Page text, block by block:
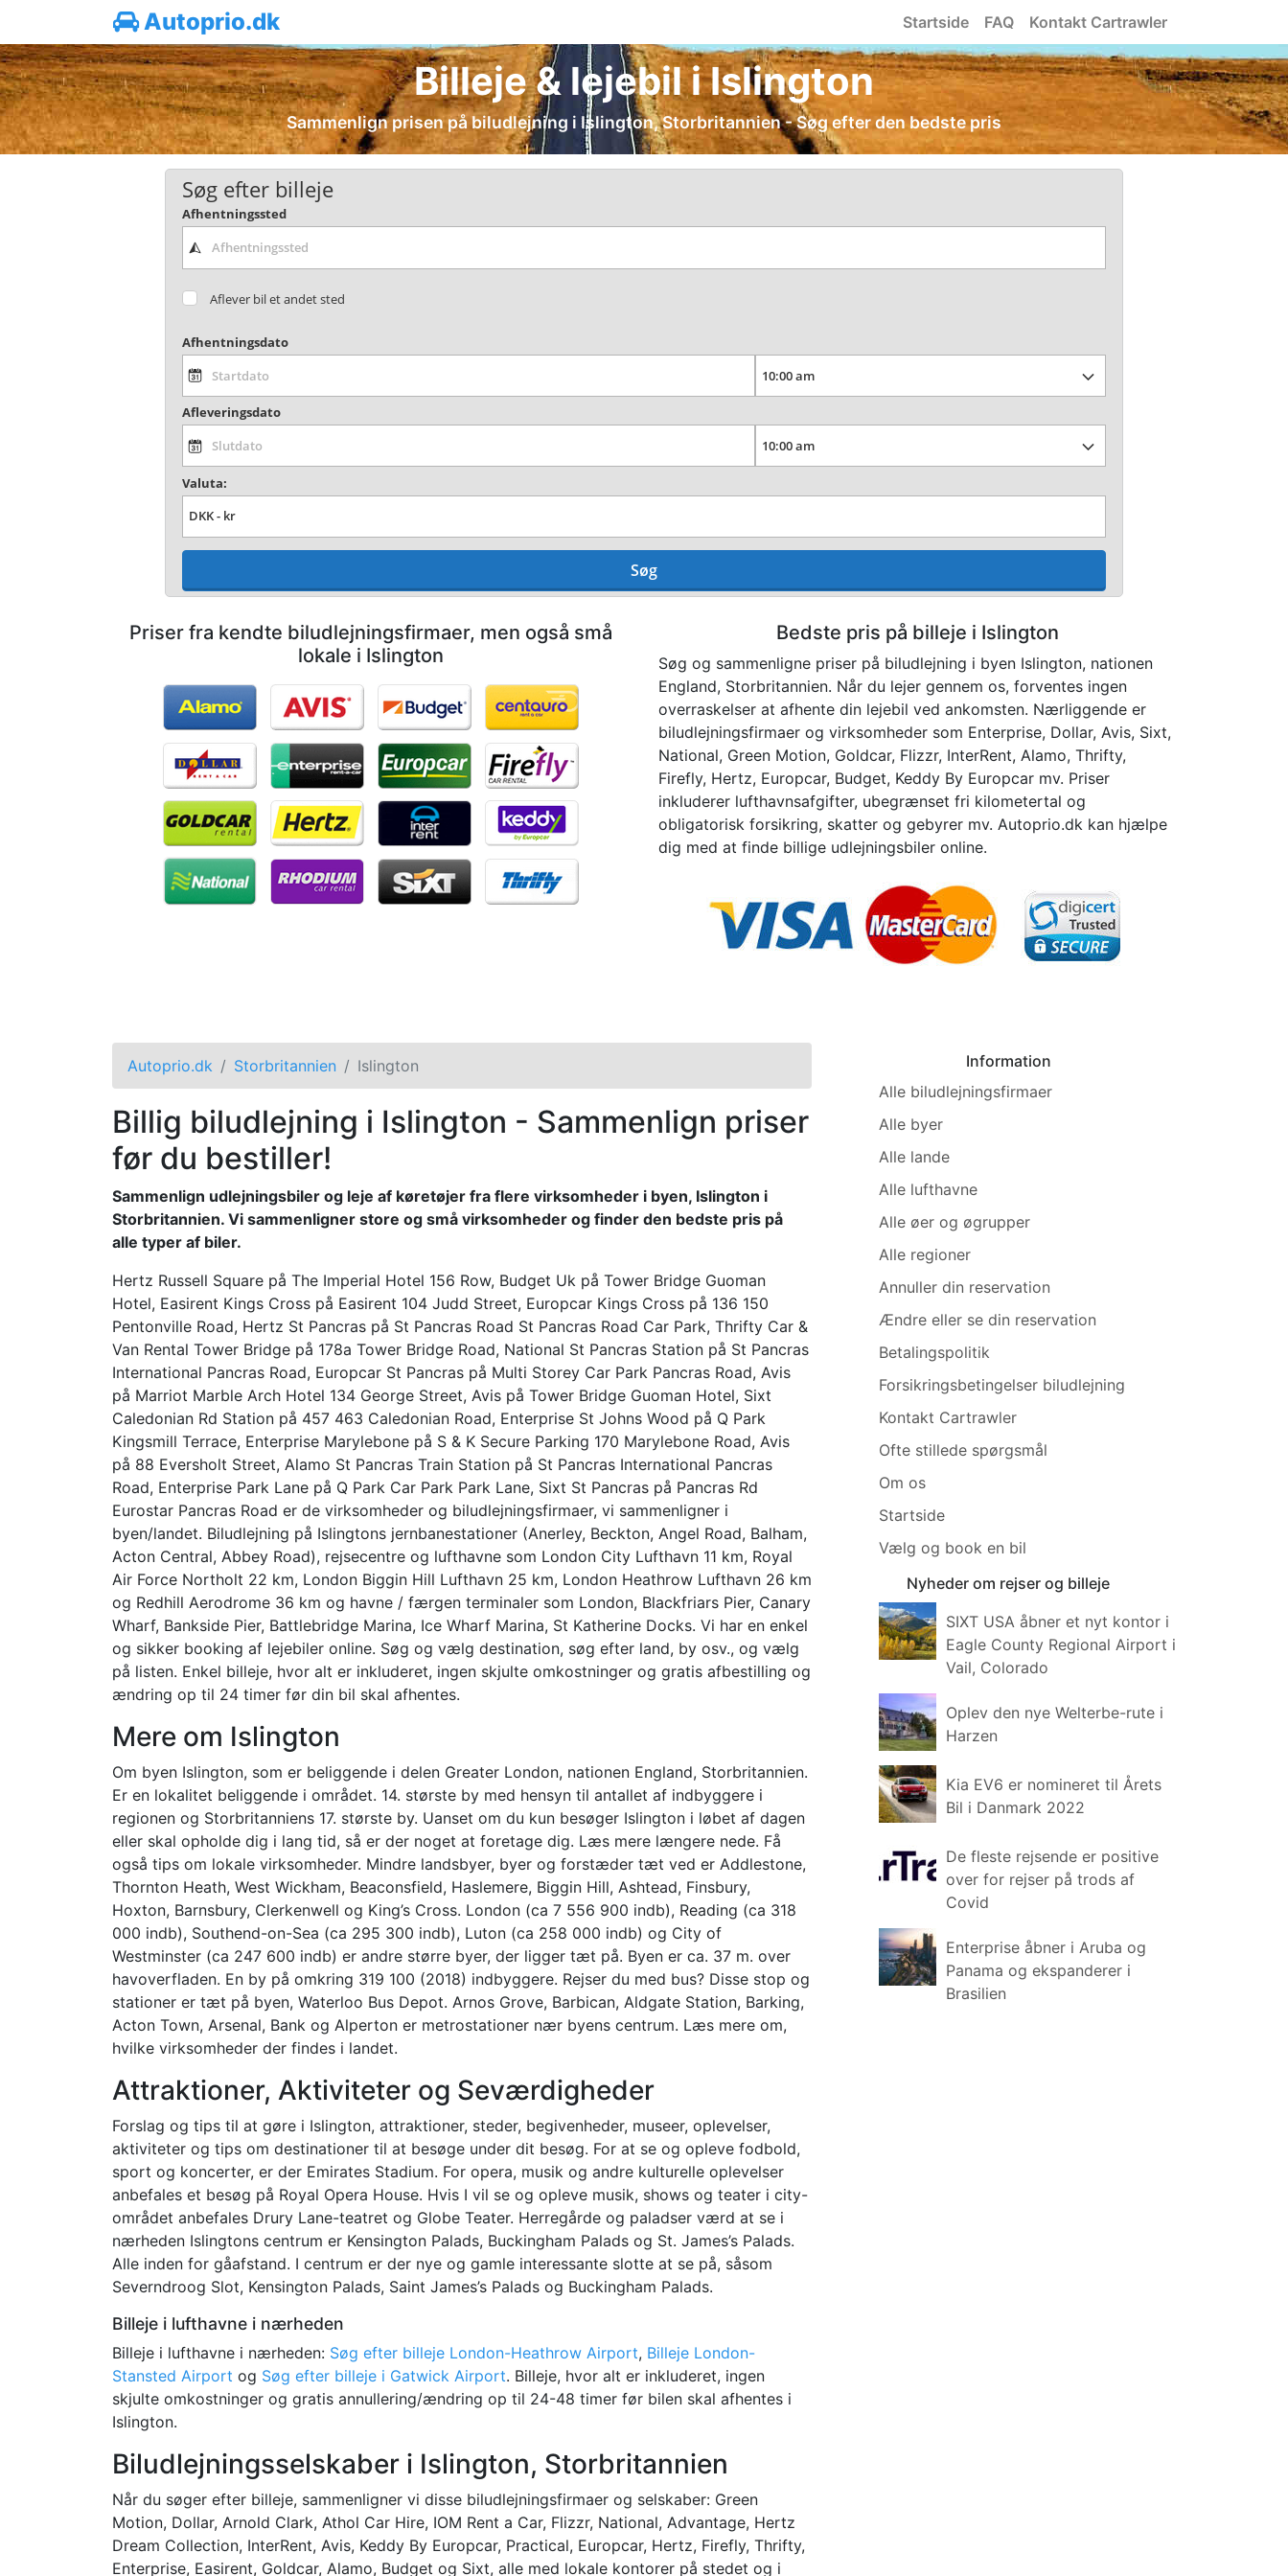
Autoprio.dk Startside FAQ Kontakt Cartrawler
Billeje & lejebil i Islington
Sammenlign prisen på biludlejning i Islington, Storbritannien - Søg efter den bedste pris
Søg efter billeje
Afhentningssted
Aflever bil et andet sted
Afhentningsdato
Afleveringsdato
Valuta:
Søg
Priser fra kendte biludlejningsfirmaer, men også små
lokale i Islington
Bedste pris på billeje i Islington
Søg og sammenligne priser på biludlejning i byen Islington, nationen
England, Storbritannien. Når du lejer gennem os, forventes ingen
overraskelser at afhente din lejebil ved ankomsten. Nærliggende er
biludlejningsfirmaer og virksomheder som Enterprise, Dollar, Avis, Sixt,
National, Green Motion, Goldcar, Flizzr, InterRent, Alamo, Thrifty,
Firefly, Hertz, Europcar, Budget, Keddy By Europcar mv. Priser
inkluderer lufthavnsafgifter, ubegrænset fri kilometertal og
obligatorisk forsikring, skatter og gebyrer mv. Autoprio.dk kan hjælpe
dig med at finde billige udlejningsbiler online.
Autoprio.dk Storbritannien Islington
Billig biludlejning i Islington - Sammenlign priser
før du bestiller!
Sammenlign udlejningsbiler og leje af køretøjer fra flere virksomheder i byen, Islington i
Storbritannien. Vi sammenligner store og små virksomheder og finder den bedste pris på
alle typer af biler.
Hertz Russell Square på The Imperial Hotel 156 Row, Budget Uk på Tower Bridge Guoman
Hotel, Easirent Kings Cross på Easirent 104 Judd Street, Europcar Kings Cross på 136 150
Pentonville Road, Hertz St Pancras på St Pancras Road St Pancras Road Car Park, Thrifty Car &
Van Rental Tower Bridge på 178a Tower Bridge Road, National St Pancras Station på St Pancras
International Pancras Road, Europcar St Pancras på Multi Storey Car Park Pancras Road, Avis
på Marriot Marble Arch Hotel 134 George Street, Avis på Tower Bridge Guoman Hotel, Sixt
Caledonian Rd Station på 457 463 Caledonian Road, Enterprise St Johns Wood på Q Park
Kingsmill Terrace, Enterprise Marylebone på S & K Secure Parking 170 Marylebone Road, Avis
på 88 Eversholt Street, Alamo St Pancras Train Station på St Pancras International Pancras
Road, Enterprise Park Lane på Q Park Car Park Park Lane, Sixt St Pancras på Pancras Rd
Eurostar Pancras Road er de virksomheder og biludlejningsfirmaer, vi sammenligner i
byen/landet. Biludlejning på Islingtons jernbanestationer (Anerley, Beckton, Angel Road, Balham,
Acton Central, Abbey Road), rejsecentre og lufthavne som London City Lufthavn 11 km, Royal
Air Force Northolt 22 km, London Biggin Hill Lufthavn 25 km, London Heathrow Lufthavn 26 km
og Redhill Aerodrome 36 km og havne / færgen terminaler som London, Blackfriars Pier, Canary
Wharf, Bankside Pier, Battlebridge Marina, Ice Wharf Marina, St Katherine Docks. Vi har en enkel
og sikker booking af lejebiler online. Søg og vælg destination, søg efter land, by osv., og vælg
på listen. Enkel billeje, hvor alt er inkluderet, ingen skjulte omkostninger og gratis afbestilling og
ændring op til 24 timer før din bil skal afhentes.
Mere om Islington
Om byen Islington, som er beliggende i delen Greater London, nationen England, Storbritannien.
Er en lokalitet beliggende i området. 14. største by med hensyn til antallet af indbyggere i
regionen og Storbritanniens 17. største by. Uanset om du kun besøger Islington i løbet af dagen
eller skal opholde dig i lang tid, så er der noget at foretage dig. Læs mere længere nede. Få
også tips om lokale virksomheder. Mindre landsbyer, byer og forstæder tæt ved er Addlestone,
Thornton Heath, West Wickham, Beaconsfield, Haslemere, Biggin Hill, Ashtead, Finsbury,
Hoxton, Barnsbury, Clerkenwell og King’s Cross. London (ca 7 556 900 indb), Reading (ca 318
000 indb), Southend-on-Sea (ca 295 300 indb), Luton (ca 258 000 indb) og City of
Westminster (ca 247 600 indb) er andre større byer, der ligger tæt på. Byen er ca. 37 m. over
havoverfladen. En by på omkring 319 100 (2018) indbyggere. Rejser du med bus? Disse stop og
stationer er tæt på byen, Waterloo Bus Depot. Arnos Grove, Barbican, Aldgate Station, Barking,
Acton Town, Arsenal, Bank og Alperton er metrostationer nær byens centrum. Læs mere om,
hvilke virksomheder der findes i landet.
Attraktioner, Aktiviteter og Seværdigheder
Forslag og tips til at gøre i Islington, attraktioner, steder, begivenheder, museer, oplevelser,
aktiviteter og tips om destinationer til at besøge under dit besøg. For at se og opleve fodbold,
sport og koncerter, er der Emirates Stadium. For opera, musik og andre kulturelle oplevelser
anbefales et besøg på Royal Opera House. Hvis I vil se og opleve musik, shows og teater i city-
området anbefales Drury Lane-teatret og Globe Teater. Herregårde og paladser værd at se i
nærheden Islingtons centrum er Kensington Palads, Buckingham Palads og St. James’s Palads.
Alle inden for gåafstand. I centrum er der nye og gamle interessante slotte at se på, såsom
Severndroog Slot, Kensington Palads, Saint James’s Palads og Buckingham Palads.
Billeje i lufthavne i nærheden
Billeje i lufthavne i nærheden: Søg efter billeje London-Heathrow Airport, Billeje London-
Stansted Airport og Søg efter billeje i Gatwick Airport. Billeje, hvor alt er inkluderet, ingen
skjulte omkostninger og gratis annullering/ændring op til 24-48 timer før bilen skal afhentes i
Islington.
Biludlejningsselskaber i Islington, Storbritannien
Når du søger efter billeje, sammenligner vi disse biludlejningsfirmaer og selskaber: Green
Motion, Dollar, Arnold Clark, Athol Car Hire, IOM Rent a Car, Flizzr, National, Advantage, Hertz
Dream Collection, InterRent, Avis, Keddy By Europcar, Practical, Europcar, Hertz, Firefly, Thrifty,
Enterprise, Easirent, Goldcar, Alamo, Budget og Sixt, alle med lokale kontorer på stedet og i
Information
Alle biludlejningsfirmaer
Alle byer
Alle lande
Alle lufthavne
Alle øer og øgrupper
Alle regioner
Annuller din reservation
Ændre eller se din reservation
Betalingspolitik
Forsikringsbetingelser biludlejning
Kontakt Cartrawler
Ofte stillede spørgsmål
Om os
Startside
Vælg og book en bil
Nyheder om rejser og billeje
SIXT USA åbner et nyt kontor i
Eagle County Regional Airport i
Vail, Colorado
Oplev den nye Welterbe-rute i
Harzen
Kia EV6 er nomineret til Årets
Bil i Danmark 2022
De fleste rejsende er positive
over for rejser på trods af
Covid
Enterprise åbner i Aruba og
Panama og ekspanderer i
Brasilien